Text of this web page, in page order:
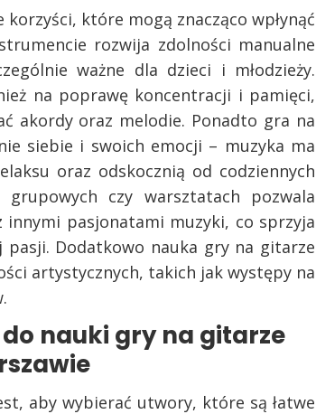
które mogą znacząco wpłynąć
rozwija zdolności manualne
ważne dla dzieci i młodzieży.
na poprawę koncentracji i pamięci,
akordy oraz melodie. Ponadto gra na
siebie i swoich emocji – muzyka ma
oraz odskocznią od codziennych
czy warsztatach pozwala
innymi pasjonatami muzyki, co sprzyja
pasji. Dodatkowo nauka gry na gitarze
artystycznych, takich jak występy na
nauki gry na gitarze
aby wybierać utwory, które są łatwe